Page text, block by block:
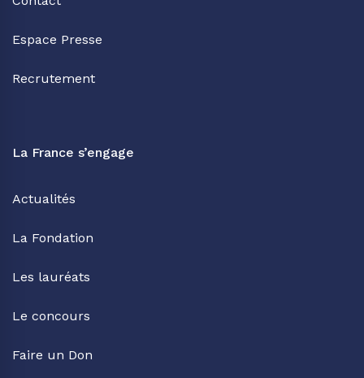
Espace Presse
Recrutement
La France s’engage
Actualités
La Fondation
Les lauréats
Le concours
Faire un Don